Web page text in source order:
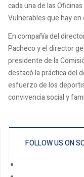
cada una de las
Vulnerables que hay en
En compañía del
Pacheco y el director
presidente de la
destacó la práctica del
esfuerzo de los
convivencia social y
FOLLOW US ON